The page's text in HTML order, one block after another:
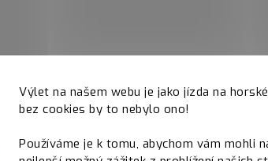
Výlet na našem webu je jako jízda na
bez cookies by to nebylo ono!
Používáme je k tomu, abychom vám mohli